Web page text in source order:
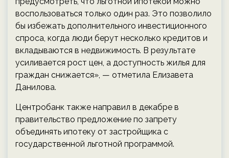
воспользоваться только один раз. Это позволило
бы избежать дополнительного инвестиционного
спроса, когда люди берут несколько кредитов и
вкладываются в недвижимость. В результате
усиливается рост цен, а доступность жилья для
граждан снижается», — отметила Елизавета
Данилова.
Центробанк также направил в декабре в
правительство предложение по запрету
объединять ипотеку от застройщика с
государственной льготной программой.